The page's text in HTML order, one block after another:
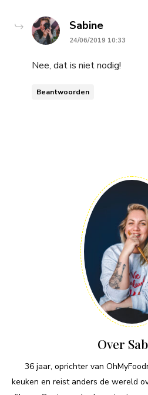
Sabinesays:
24/06/2019 10:33
Nee, dat is niet nodig!
Beantwoorden
Over
36 jaar, oprichter van
keuken en reist anders de wereld